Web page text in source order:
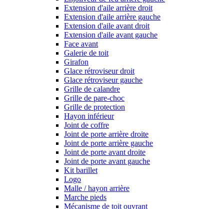
Extension d'aile arrière droit
Extension d'aile arrière gauche
Extension d'aile avant droit
Extension d'aile avant gauche
Face avant
Galerie de toit
Girafon
Glace rétroviseur droit
Glace rétroviseur gauche
Grille de calandre
Grille de pare-choc
Grille de protection
Hayon inférieur
Joint de coffre
Joint de porte arrière droite
Joint de porte arrière gauche
Joint de porte avant droite
Joint de porte avant gauche
Kit barillet
Logo
Malle / hayon arrière
Marche pieds
Mécanisme de toit ouvrant